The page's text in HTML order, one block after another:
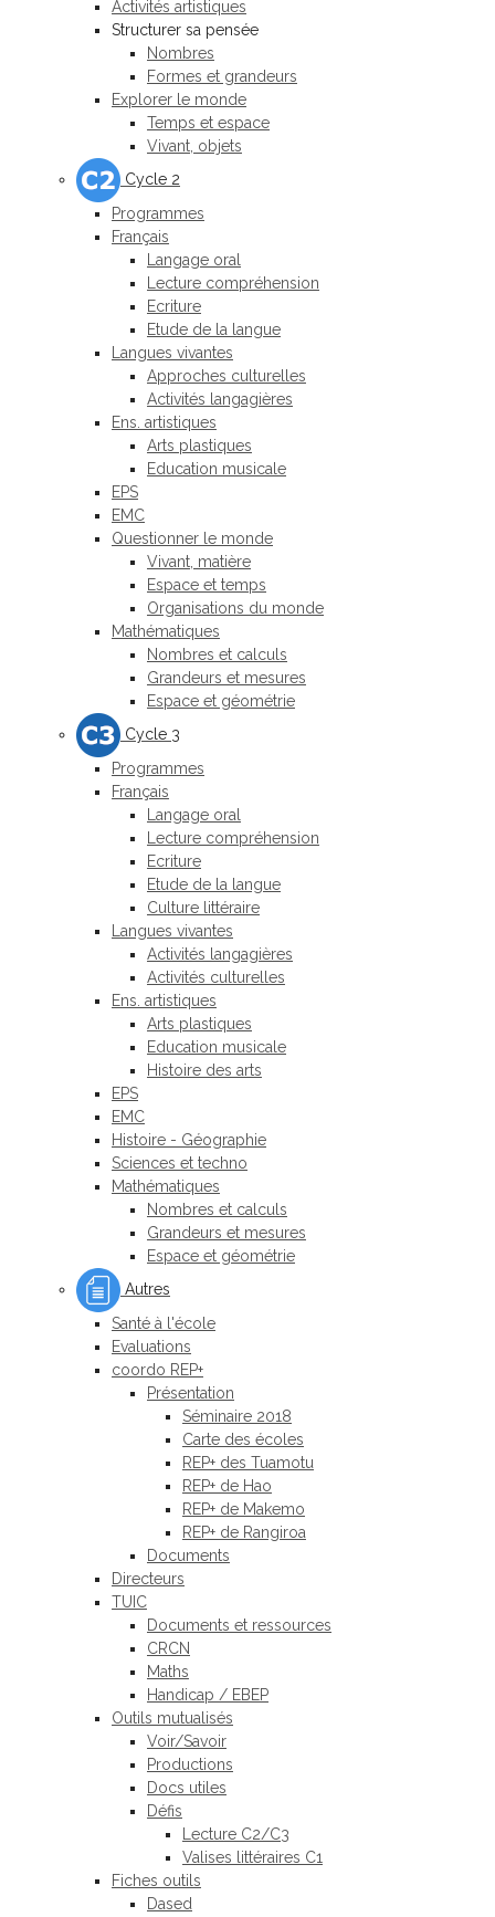
Activités artistiques
Structurer sa pensée
Nombres
Formes et grandeurs
Explorer le monde
Temps et espace
Vivant, objets
Cycle 2
Programmes
Français
Langage oral
Lecture compréhension
Ecriture
Etude de la langue
Langues vivantes
Approches culturelles
Activités langagières
Ens. artistiques
Arts plastiques
Education musicale
EPS
EMC
Questionner le monde
Vivant, matière
Espace et temps
Organisations du monde
Mathématiques
Nombres et calculs
Grandeurs et mesures
Espace et géométrie
Cycle 3
Programmes
Français
Langage oral
Lecture compréhension
Ecriture
Etude de la langue
Culture littéraire
Langues vivantes
Activités langagières
Activités culturelles
Ens. artistiques
Arts plastiques
Education musicale
Histoire des arts
EPS
EMC
Histoire - Géographie
Sciences et techno
Mathématiques
Nombres et calculs
Grandeurs et mesures
Espace et géométrie
Autres
Santé à l'école
Evaluations
coordo REP+
Présentation
Séminaire 2018
Carte des écoles
REP+ des Tuamotu
REP+ de Hao
REP+ de Makemo
REP+ de Rangiroa
Documents
Directeurs
TUIC
Documents et ressources
CRCN
Maths
Handicap / EBEP
Outils mutualisés
Voir/Savoir
Productions
Docs utiles
Défis
Lecture C2/C3
Valises littéraires C1
Fiches outils
Dased